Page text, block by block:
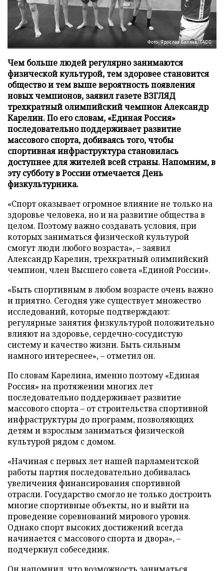
Фото: Ярослав Беляев/ТАСС
Чем больше людей регулярно занимаются
физической культурой, тем здоровее становится
общество и тем выше вероятность появления
новых чемпионов, заявил газете ВЗГЛЯД
трехкратный олимпийский чемпион Александр
Карелин. По его словам, «Единая Россия»
последовательно поддерживает развитие
массового спорта, добиваясь того, чтобы
спортивная инфраструктура становилась
доступнее для жителей всей страны. Напомним, в
эту субботу в России отмечается День
физкультурника.
«Спорт оказывает огромное влияние не только на
здоровье человека, но и на развитие общества в
целом. Поэтому важно создавать условия, при
которых заниматься физической культурой
смогут люди любого возраста», – заявил
Александр Карелин, трехкратный олимпийский
чемпион, член Высшего совета «Единой России».
«Быть спортивным в любом возрасте очень важно
и приятно. Сегодня уже существует множество
исследований, которые подтверждают:
регулярные занятия физкультурой положительно
влияют на здоровье, сердечно-сосудистую
систему и качество жизни. Быть сильным
намного интереснее», – отметил он.
По словам Карелина, именно поэтому «Единая
Россия» на протяжении многих лет
последовательно поддерживает развитие
массового спорта – от строительства спортивной
инфраструктуры до программ, позволяющих
детям и взрослым заниматься физической
культурой рядом с домом.
«Начиная с первых лет нашей парламентской
работы партия последовательно добивалась
увеличения финансирования спортивной
отрасли. Государство смогло не только достроить
многие спортивные объекты, но и выйти на
проведение соревнований мирового уровня.
Однако спорт высоких достижений всегда
начинается с массового спорта и двора», –
подчеркнул собеседник.